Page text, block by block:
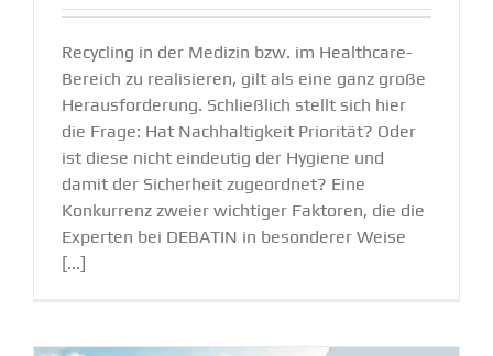
Recycling in der Medizin bzw. im Healthcare-
Bereich zu realisieren, gilt als eine ganz große
Herausforderung. Schließlich stellt sich hier
die Frage: Hat Nachhaltigkeit Priorität? Oder
ist diese nicht eindeutig der Hygiene und
damit der Sicherheit zugeordnet? Eine
Konkurrenz zweier wichtiger Faktoren, die die
Experten bei DEBATIN in besonderer Weise
[...]